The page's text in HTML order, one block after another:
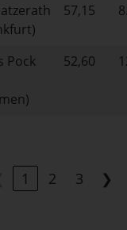
57,15
Pock
52,60
1 2 3 ❯